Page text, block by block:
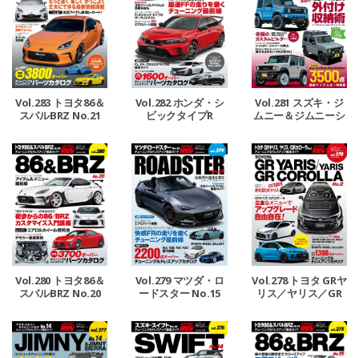
Vol.283 トヨタ86＆
スバルBRZ No.21
Vol.282 ホンダ・シ
ビックタイプR
Vol.281 スズキ・ジ
ムニー＆ジムニーシ
Vol.280 トヨタ86＆
スバルBRZ No.20
Vol.279 マツダ・ロ
ードスター No.15
Vol.278 トヨタ GRヤ
リス／ヤリス／GR